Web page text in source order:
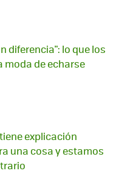
diferencia": lo que los
de echarse
explicación
una cosa y estamos